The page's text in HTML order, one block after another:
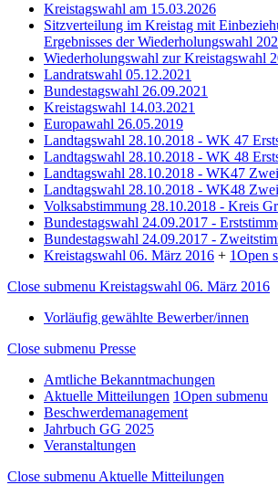
Kreistagswahl am 15.03.2026
Sitzverteilung im Kreistag mit
Ergebnisses der Wiederholungswahl
Wiederholungswahl zur Kreistagswahl
Landratswahl 05.12.2021
Bundestagswahl 26.09.2021
Kreistagswahl 14.03.2021
Europawahl 26.05.2019
Landtagswahl 28.10.2018 - WK 47
Landtagswahl 28.10.2018 - WK 48
Landtagswahl 28.10.2018 - WK47
Landtagswahl 28.10.2018 - WK48
Volksabstimmung 28.10.2018 - Kreis
Bundestagswahl 24.09.2017 -
Bundestagswahl 24.09.2017 -
Kreistagswahl 06. März 2016 + 1Open
Close submenu Kreistagswahl 06. März 2016
Vorläufig gewählte Bewerber/innen
Close submenu Presse
Amtliche Bekanntmachungen
Aktuelle Mitteilungen 1Open submenu
Beschwerdemanagement
Jahrbuch GG 2025
Veranstaltungen
Close submenu Aktuelle Mitteilungen